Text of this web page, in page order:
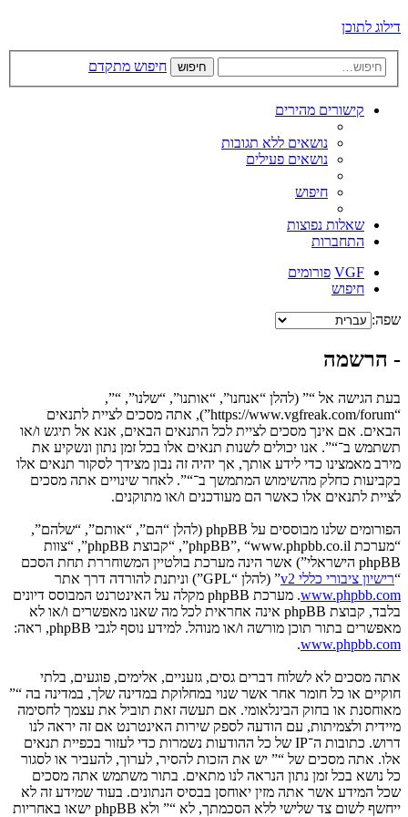
דילוג לתוכן
חיפוש חיפוש מתקדם
קישורים מהירים
נושאים ללא תגובות
נושאים פעילים
חיפוש
שאלות נפוצות
התחברות
VGF פורומים
חיפוש
שפה:
- הרשמה
בעת הגישה אל “” (להלן “אנחנו”, “אותנו”, “שלנו”, “”,
“https://www.vgfreak.com/forum”), אתה מסכים לציית לתנאים
הבאים. אם אינך מסכים לציית לכל התנאים הבאים, אנא אל תיגש ו/או
תשתמש ב־“”. אנו יכולים לשנות תנאים אלו בכל זמן נתון ונשקיע את
מירב מאמצינו כדי לידע אותך, אך יהיה זה נבון מצידך לסקור תנאים אלו
בקביעות כחלק מהשימוש המתמשך ב־“”. לאחר שינויים אתה מסכים
לציית לתנאים אלו כאשר הם מעודכנים ו/או מתוקנים.
הפורומים שלנו מבוססים על phpBB (להלן “הם”, “אותם”, “שלהם”,
“מערכת phpBB”, “www.phpbb.co.il”, “קבוצת phpBB”, “צוות
phpBB הישראלי”) אשר הינה מערכת בולטיין המשוחררת תחת הסכם
“רישיון ציבורי כללי v2
” (להלן “GPL”) וניתנת להורדה דרך אתר
www.phpbb.com
. מערכת phpBB מקלה על האינטרנט המבוסס דיונים
בלבד, קבוצת phpBB אינה אחראית לכל מה שאנו מאפשרים ו/או לא
מאפשרים בתור תוכן מורשה ו/או מנוהל. למידע נוסף לגבי phpBB, ראה:
www.phpbb.com
.
אתה מסכים לא לשלוח דברים גסים, גזעניים, אלימים, פוגעים, בלתי
חוקיים או כל חומר אחר אשר שנוי במחלוקת במדינה שלך, במדינה בה “”
מאוחסנת או בחוק הבינלאומי. אם תעשה זאת תוביל את עצמך לחסימה
מיידית ולצמיתות, עם הודעה לספק שירות האינטרנט אם זה יראה לנו
דרוש. כתובות ה־IP של כל ההודעות נשמרות כדי לעזור בכפיית תנאים
אלו. אתה מסכים של “” יש את הזכות להסיר, לערוך, להעביר או לסגור
כל נושא בכל זמן נתון הנראה לנו מתאים. בתור משתמש אתה מסכים
שכל המידע אשר אתה מזין יאוחסן בבסיס הנתונים. בעוד שמידע זה לא
ייחשף לשום צד שלישי ללא הסכמתך, לא “” ולא phpBB ישאו באחריות